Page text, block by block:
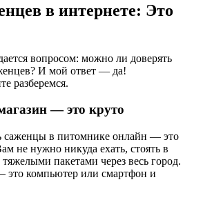
в интернете: Это
вопросом: можно ли доверять
И мой ответ — да!
разберемся.
— это круто
саженцы в питомнике онлайн — это
не нужно никуда ехать, стоять в
пакетами через весь город.
компьютер или смартфон и